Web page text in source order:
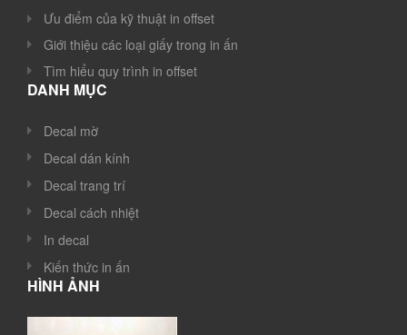
Ưu điểm của kỹ thuật in offset
Giới thiệu các loại giấy trong in ấn
Tìm hiểu quy trình in offset
DANH MỤC
Decal mờ
Decal dán kính
Decal trang trí
Decal cách nhiệt
In decal
Kiến thức in ấn
HÌNH ẢNH